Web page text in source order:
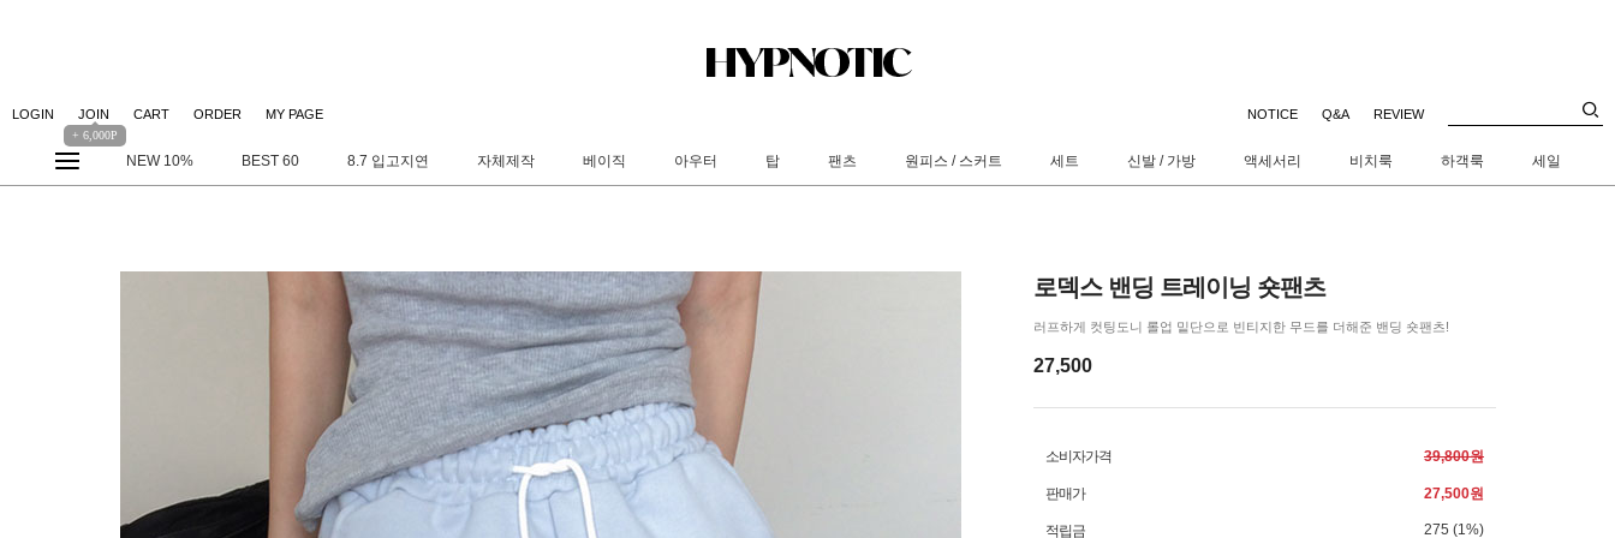
LOGIN JOIN
+ 6,000P
CART ORDER MY PAGE NOTICE Q&A REVIEW
NEW 10% BEST 60 8.7 입고지연 자체제작 베이직 아우터 탑 팬츠 원피스 / 스커트 세트 신발 / 가방 액세서리 비치룩 하객룩 세일
로덱스 밴딩 트레이닝 숏팬츠
러프하게 컷팅도니 롤업 밑단으로 빈티지한 무드를 더해준 밴딩 숏팬츠!
27,500
소비자가격 39,800원
판매가 27,500원
적립금 275 (1%)